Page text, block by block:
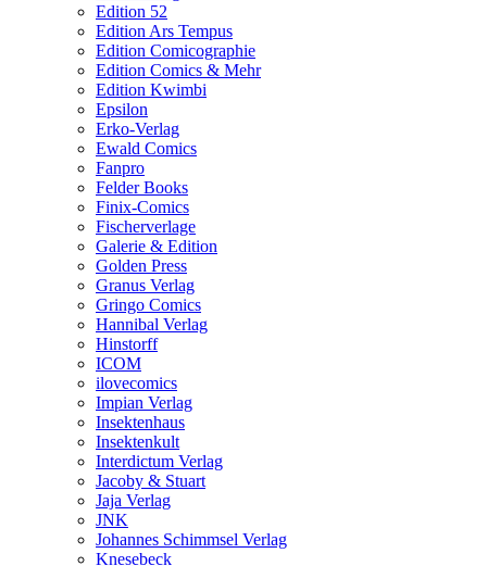
Edition 52
Edition Ars Tempus
Edition Comicographie
Edition Comics & Mehr
Edition Kwimbi
Epsilon
Erko-Verlag
Ewald Comics
Fanpro
Felder Books
Finix-Comics
Fischerverlage
Galerie & Edition
Golden Press
Granus Verlag
Gringo Comics
Hannibal Verlag
Hinstorff
ICOM
ilovecomics
Impian Verlag
Insektenhaus
Insektenkult
Interdictum Verlag
Jacoby & Stuart
Jaja Verlag
JNK
Johannes Schimmsel Verlag
Knesebeck